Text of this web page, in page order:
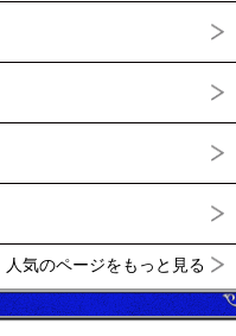
人気のページをもっと見る